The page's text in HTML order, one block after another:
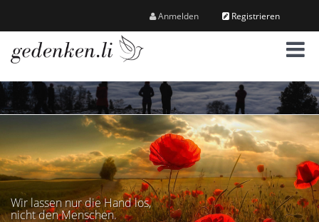
Anmelden Registrieren
M
e
n
ü
Wir lassen nur die Hand los,
nicht den Menschen.